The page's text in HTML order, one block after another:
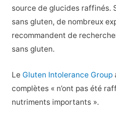
source de glucides raffinés.
sans gluten, de nombreux
recommandent de
sans gluten.
Le Gluten Intolerance Group
complètes « n’ont pas été
nutriments importants ».